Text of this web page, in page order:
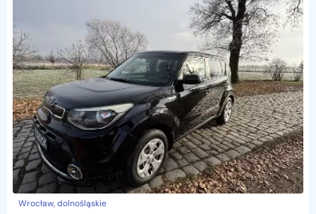
Wrocław, dolnośląskie